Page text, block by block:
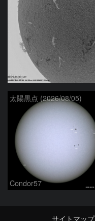
ta-o
太陽黒点 (2026/08/05)
Condor57
サイトマップ